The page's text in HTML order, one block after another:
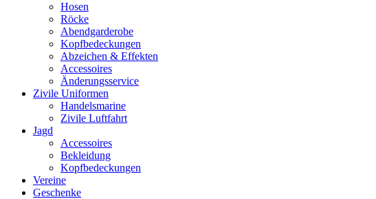
Hosen
Röcke
Abendgarderobe
Kopfbedeckungen
Abzeichen & Effekten
Accessoires
Änderungsservice
Zivile Uniformen
Handelsmarine
Zivile Luftfahrt
Jagd
Accessoires
Bekleidung
Kopfbedeckungen
Vereine
Geschenke